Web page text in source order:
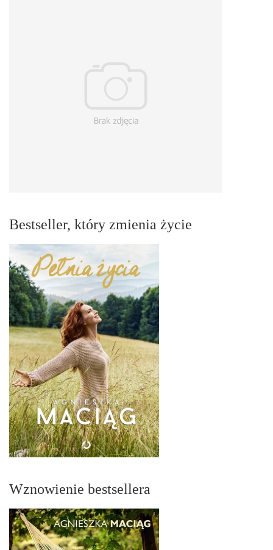
Bestseller, który zmienia życie
Wznowienie bestsellera